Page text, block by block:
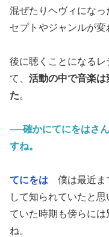
混ぜたりヘヴィにな
セプトやジャンルが変
後に聴くことになるレ
て、 活動の中で音楽
た。
──確かにてにをはさ
すね。
てにをは 僕は最近ま
して知られていたと
ていた時期も傍らに
ね。